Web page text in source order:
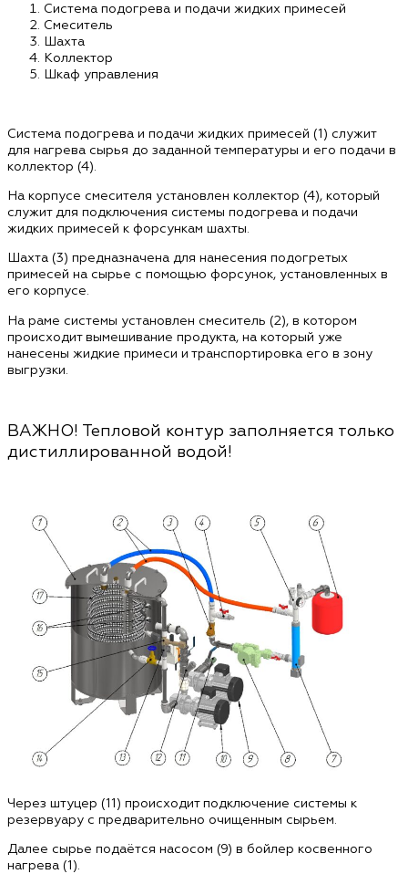
Система подогрева и подачи жидких примесей
Смеситель
Шахта
Коллектор
Шкаф управления
Система подогрева и подачи жидких примесей (1) служит
для нагрева сырья до заданной температуры и его подачи в
коллектор (4).
На корпусе смесителя установлен коллектор (4), который
служит для подключения системы подогрева и подачи
жидких примесей к форсункам шахты.
Шахта (3) предназначена для нанесения подогретых
примесей на сырье с помощью форсунок, установленных в
его корпусе.
На раме системы установлен смеситель (2), в котором
происходит вымешивание продукта, на который уже
нанесены жидкие примеси и транспортировка его в зону
выгрузки.
ВАЖНО! Тепловой контур заполняется только
дистиллированной водой!
Через штуцер (11) происходит подключение системы к
резервуару с предварительно очищенным сырьем.
Далее сырье подаётся насосом (9) в бойлер косвенного
нагрева (1).